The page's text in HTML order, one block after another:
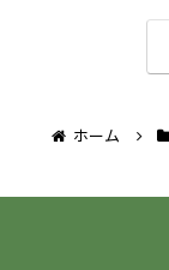
ホーム